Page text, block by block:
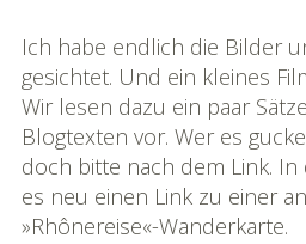
eBook »Rheinreise«
eBook »Rhônereise«
»Rhônereise« im Detail
Karte »Rhônereise«
II
|
#flussnoten22
Ich habe endlich die Bilder
gesichtet. Und ein kleines
Wir lesen dazu ein paar
Blogtexten vor. Wer es
doch bitte nach dem Link. In
es neu einen Link zu einer
»Rhônereise«-Wanderkarte.